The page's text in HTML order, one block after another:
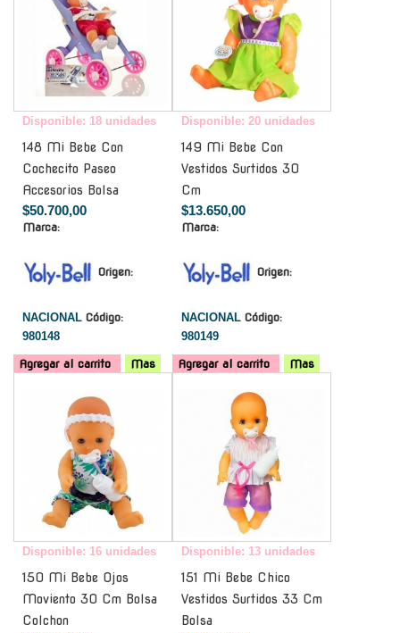
Disponible: 18 unidades
148 Mi Bebe Con
Cochecito Paseo
Accesorios Bolsa
$50.700,00
Marca:
Origen:
NACIONAL Código:
980148
Agregar al carrito Mas
Disponible: 20 unidades
149 Mi Bebe Con
Vestidos Surtidos 30
Cm
$13.650,00
Marca:
Origen:
NACIONAL Código:
980149
Agregar al carrito
Mas
Disponible: 16 unidades
150 Mi Bebe Ojos
Moviento 30 Cm Bolsa
Colchon
Disponible: 13 unidades
151 Mi Bebe Chico
Vestidos Surtidos 33 Cm
Bolsa